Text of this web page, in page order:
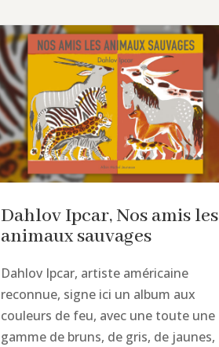
Dahlov Ipcar, Nos amis les
animaux sauvages
Dahlov Ipcar, artiste américaine
reconnue, signe ici un album aux
couleurs de feu, avec une toute une
gamme de bruns, de gris, de jaunes,